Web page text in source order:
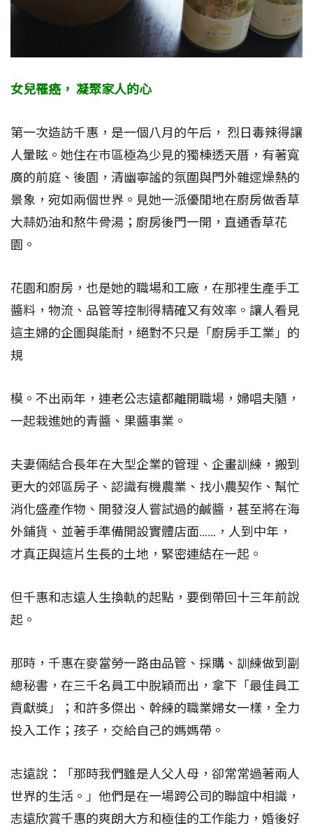
女兒罹癌， 凝聚家人的心
第一次造訪千惠，是一個八月的午后， 烈日毒辣得讓
人暈眩。她住在巿區極為少見的獨棟透天厝，有著寬
廣的前庭、後園，清幽寧謐的氛圍與門外雜遝燥熱的
景象，宛如兩個世界。見她一派優閒地在廚房做香草
大蒜奶油和熬牛骨湯；廚房後門一開，直通香草花
園。
花園和廚房，也是她的職場和工廠，在那裡生產手工
醬料，物流、品管等控制得精確又有效率。讓人看見
這主婦的企圖與能耐，絕對不只是「廚房手工業」的
規
模。不出兩年，連老公志遠都離開職場，婦唱夫隨，
一起栽進她的青醬、果醬事業。
夫妻倆結合長年在大型企業的管理、企畫訓練，搬到
更大的郊區房子、認識有機農業、找小農契作、幫忙
消化盛產作物、開發沒人嘗試過的鹹醬，甚至將在海
外鋪貨、並著手準備開設實體店面……，人到中年，
才真正與這片生長的土地，緊密連結在一起。
但千惠和志遠人生換軌的起點，要倒帶回十三年前說
起。
那時，千惠在麥當勞一路由品管、採購、訓練做到副
總秘書，在三千名員工中脫穎而出，拿下「最佳員工
貢獻獎」；和許多傑出、幹練的職業婦女一樣，全力
投入工作；孩子，交給自己的媽媽帶。
志遠說：「那時我們雖是人父人母，卻常常過著兩人
世界的生活。」他們是在一場跨公司的聯誼中相識，
志遠欣賞千惠的爽朗大方和極佳的工作能力，婚後好